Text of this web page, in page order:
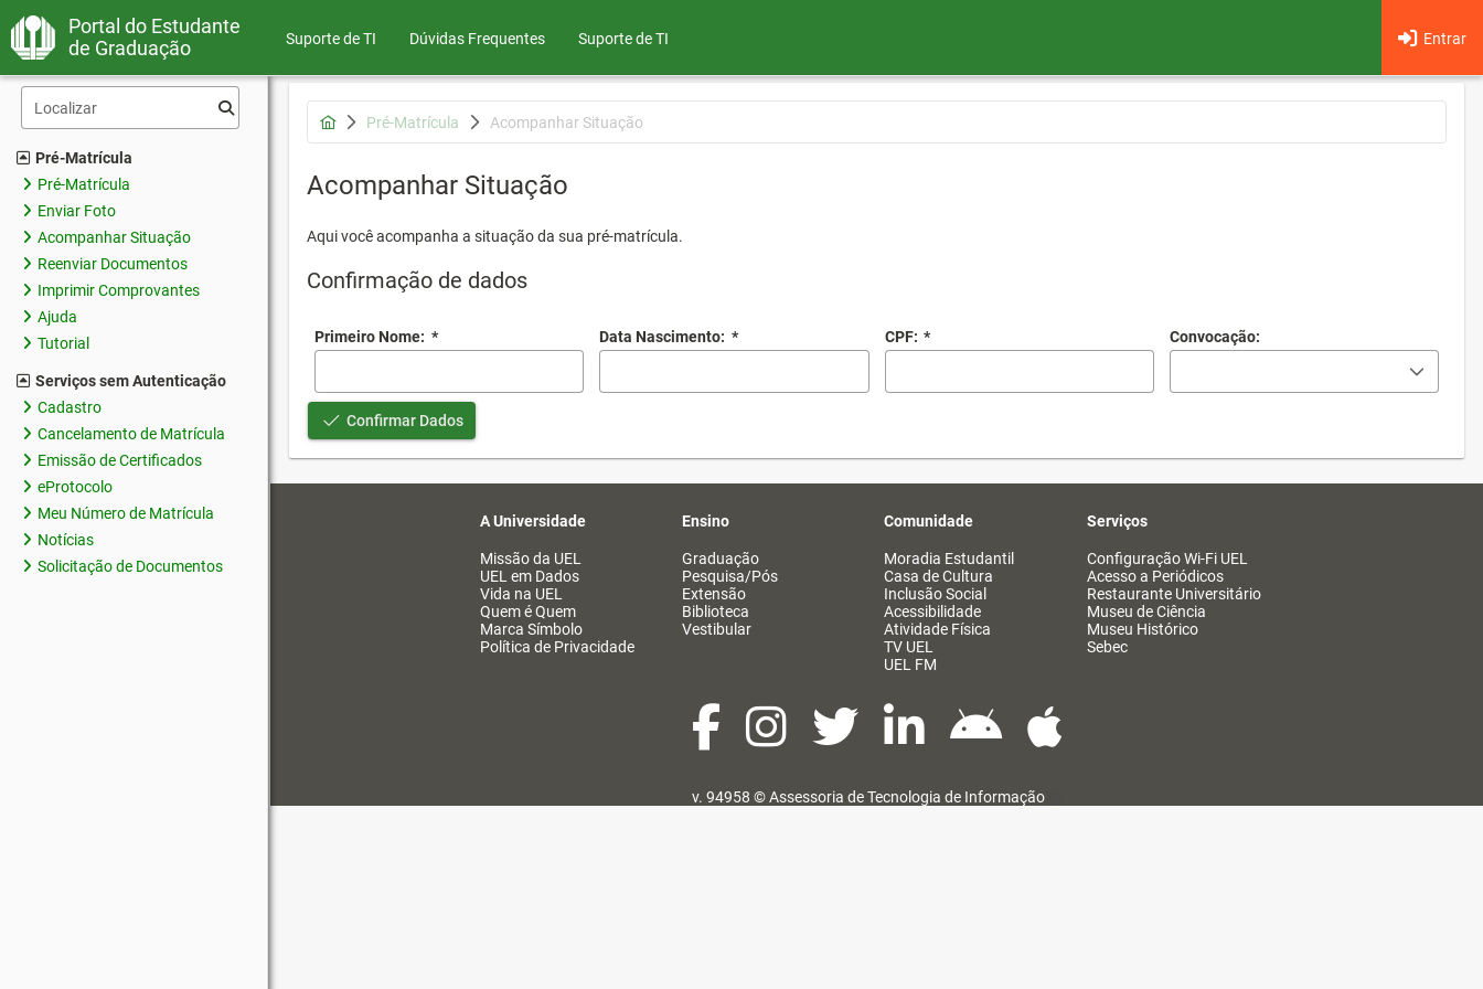
Portal do Estudante
de Graduação
Suporte de TI Dúvidas Frequentes Entrar
Suporte de TI
Pré-Matrícula
Pré-Matrícula
Enviar Foto
Acompanhar Situação
Reenviar Documentos
Imprimir Comprovantes
Ajuda
Tutorial
Serviços sem Autenticação
Cadastro
Cancelamento de Matrícula
Emissão de Certificados
eProtocolo
Meu Número de Matrícula
Notícias
Solicitação de Documentos
Pré-Matrícula Acompanhar Situação
Acompanhar Situação
Aqui você acompanha a situação da sua pré-matrícula.
Confirmação de dados
Primeiro Nome: * Data Nascimento: * CPF: * Convocação:
Confirmar Dados
A Universidade
Missão da UEL
UEL em Dados
Vida na UEL
Quem é Quem
Marca Símbolo
Política de Privacidade
Ensino
Graduação
Pesquisa/Pós
Extensão
Biblioteca
Vestibular
Comunidade
Moradia Estudantil
Casa de Cultura
Inclusão Social
Acessibilidade
Atividade Física
TV UEL
UEL FM
Serviços
Configuração Wi-Fi UEL
Acesso a Periódicos
Restaurante Universitário
Museu de Ciência
Museu Histórico
Sebec
v. 94958 ©Assessoria de Tecnologia de Informação